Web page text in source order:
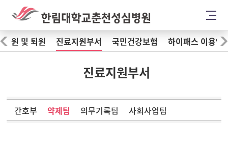
입원 및 퇴원 진료지원부서 국민건강보험 하이패스 이용안
진료지원부서
간호부 약제팀 의무기록팀 사회사업팀